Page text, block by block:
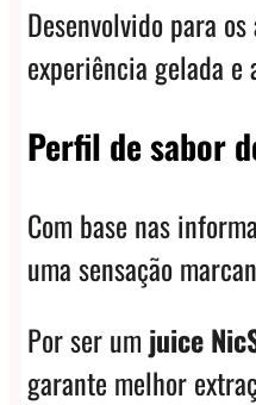
Desenvolvido para
experiência gelada
Perfil de sabor
Com base nas
uma sensação
Por ser um juice
garante melhor